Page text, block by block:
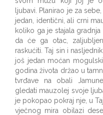
ljubavi. Planirao je za
jedan, identični, ali crni
koliko ga je stajala
da će ga otac,
raskućiti. Taj sin i
još jedan moćan
godina života držao u
tvrđave na obali
gledati mauzolej svoje
je pokopao pokraj nje, u
vječnog mira obilazi